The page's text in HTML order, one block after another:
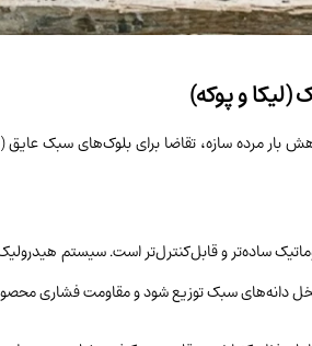
بار مرده سازه، تقاضا برای بلوک‌های سبک عایق
ساده‌تر و قابل‌کنترل‌تر است. سیستم
دانه‌های سبک توزیع شود و مقاومت فشاری